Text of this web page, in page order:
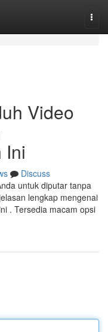
Video
Ini
Discuss
untuk diputar tanpa
lengkap mengenai
. Tersedia macam opsi